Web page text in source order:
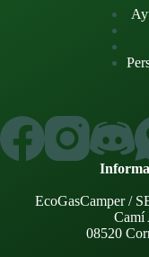
EcoGasCamper /
Camí
08520